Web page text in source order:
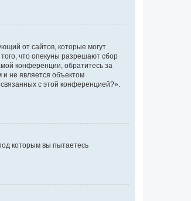
от сайтов, которые могут
что опекуны разрешают сбор
конференции, обратитесь за
не является объектом
с этой конференцией?».
которым вы пытаетесь